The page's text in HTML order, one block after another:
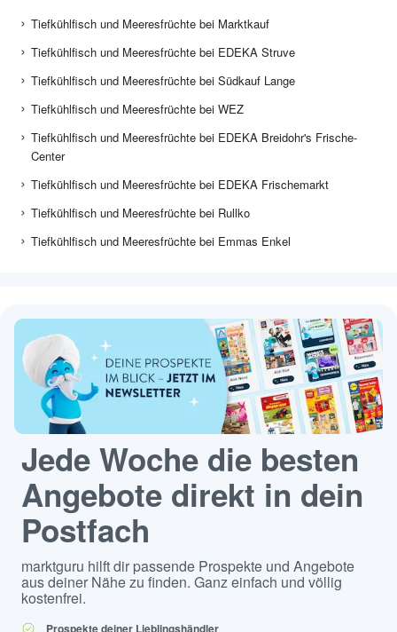
Tiefkühlfisch und Meeresfrüchte bei Marktkauf
Tiefkühlfisch und Meeresfrüchte bei EDEKA Struve
Tiefkühlfisch und Meeresfrüchte bei Südkauf Lange
Tiefkühlfisch und Meeresfrüchte bei WEZ
Tiefkühlfisch und Meeresfrüchte bei EDEKA Breidohr's Frische-
Center
Tiefkühlfisch und Meeresfrüchte bei EDEKA Frischemarkt
Tiefkühlfisch und Meeresfrüchte bei Rullko
Tiefkühlfisch und Meeresfrüchte bei Emmas Enkel
Jede Woche die besten
Angebote direkt in dein
Postfach
marktguru hilft dir passende Prospekte und Angebote
aus deiner Nähe zu finden. Ganz einfach und völlig
kostenfrei.
Prospekte deiner Lieblingshändler